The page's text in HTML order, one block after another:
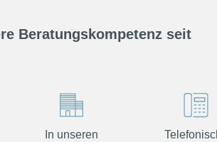
Beratungskompetenz seit
In unseren